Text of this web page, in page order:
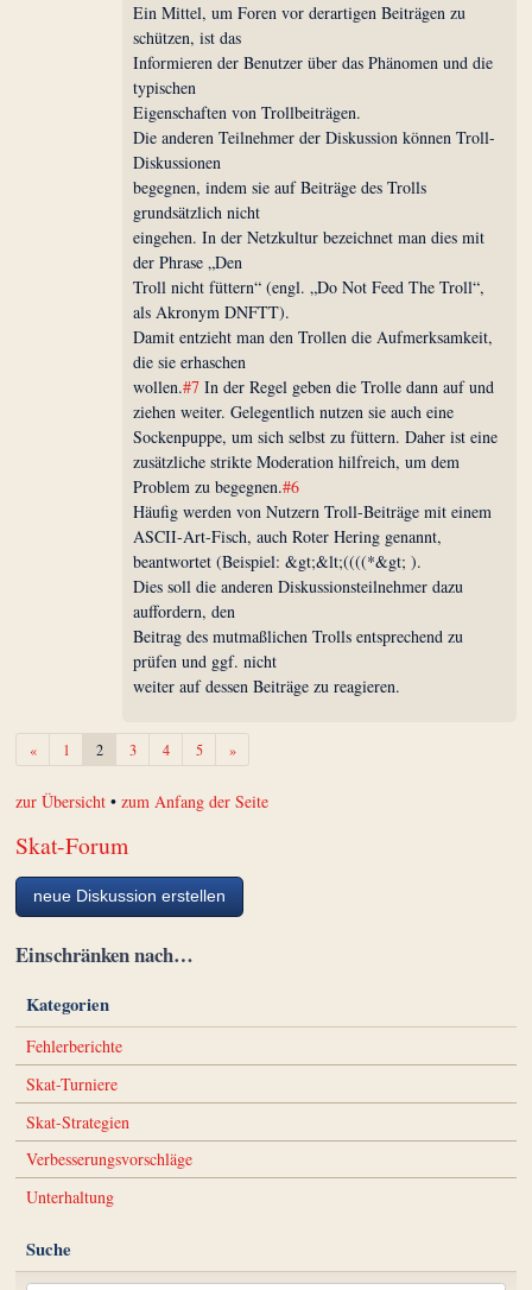
Ein Mittel, um Foren vor derartigen Beiträgen zu
schützen, ist das
Informieren der Benutzer über das Phänomen und die
typischen
Eigenschaften von Trollbeiträgen.
Die anderen Teilnehmer der Diskussion können Troll-
Diskussionen
begegnen, indem sie auf Beiträge des Trolls
grundsätzlich nicht
eingehen. In der Netzkultur bezeichnet man dies mit
der Phrase „Den
Troll nicht füttern“ (engl. „Do Not Feed The Troll“,
als Akronym DNFTT).
Damit entzieht man den Trollen die Aufmerksamkeit,
die sie erhaschen
wollen.#7 In der Regel geben die Trolle dann auf und
ziehen weiter. Gelegentlich nutzen sie auch eine
Sockenpuppe, um sich selbst zu füttern. Daher ist eine
zusätzliche strikte Moderation hilfreich, um dem
Problem zu begegnen.#6
Häufig werden von Nutzern Troll-Beiträge mit einem
ASCII-Art-Fisch, auch Roter Hering genannt,
beantwortet (Beispiel: &gt;&lt;((((*&gt; ).
Dies soll die anderen Diskussionsteilnehmer dazu
auffordern, den
Beitrag des mutmaßlichen Trolls entsprechend zu
prüfen und ggf. nicht
weiter auf dessen Beiträge zu reagieren.
«Zurück1 2 3 4 5 »Weiter
zur Übersicht •zum Anfang der Seite
Skat-Forum
neue Diskussion erstellen
Einschränken nach…
Kategorien
Fehlerberichte
Skat-Turniere
Skat-Strategien
Verbesserungsvorschläge
Unterhaltung
Suche